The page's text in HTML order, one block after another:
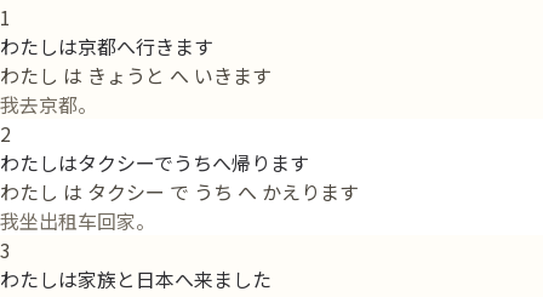
1
わたしは京都へ行きます
わたし は きょうと へ いきます
我去京都。
2
わたしはタクシーでうちへ帰ります
わたし は タクシー で うち へ かえります
我坐出租车回家。
3
わたしは家族と日本へ来ました